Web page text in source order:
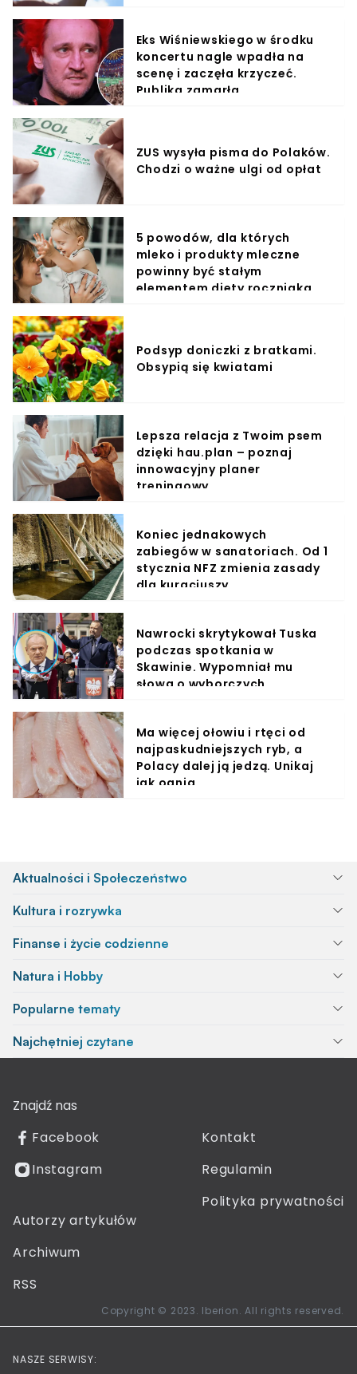
Eks Wiśniewskiego w środku
koncertu nagle wpadła na
scenę i zaczęła krzyczeć.
Publika zamarła
ZUS wysyła pisma do Polaków.
Chodzi o ważne ulgi od opłat
5 powodów, dla których
mleko i produkty mleczne
powinny być stałym
elementem diety roczniaka
Podsyp doniczki z bratkami.
Obsypią się kwiatami
Lepsza relacja z Twoim psem
dzięki hau.plan – poznaj
innowacyjny planer
treningowy
Koniec jednakowych
zabiegów w sanatoriach. Od 1
stycznia NFZ zmienia zasady
dla kuracjuszy
Nawrocki skrytykował Tuska
podczas spotkania w
Skawinie. Wypomniał mu
słowa o wyborczych
Ma więcej ołowiu i rtęci od
najpaskudniejszych ryb, a
Polacy dalej ją jedzą. Unikaj
jak ognia
Aktualności i Społeczeństwo
Kultura i rozrywka
Finanse i życie codzienne
Natura i Hobby
Popularne tematy
Najchętniej czytane
Znajdź nas
Facebook
Instagram
Kontakt
Regulamin
Polityka prywatności
Autorzy artykułów
Archiwum
RSS
Copyright © 2023. Iberion. All rights reserved.
NASZE SERWISY: